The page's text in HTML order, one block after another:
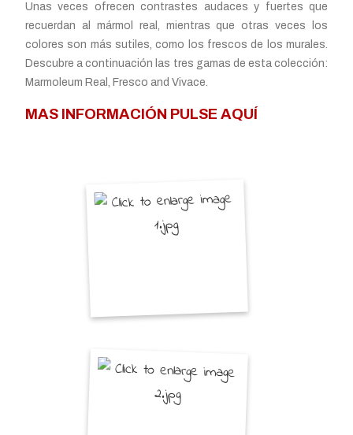
Unas veces ofrecen contrastes audaces y fuertes que
recuerdan al mármol real, mientras que otras veces los
colores son más sutiles, como los frescos de los murales.
Descubre a continuación las tres gamas de esta colección:
Marmoleum Real, Fresco and Vivace.
MAS INFORMACIÓN PULSE AQUÍ